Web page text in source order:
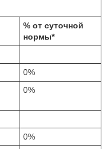
% от суточной
нормы*
0%
0%
0%